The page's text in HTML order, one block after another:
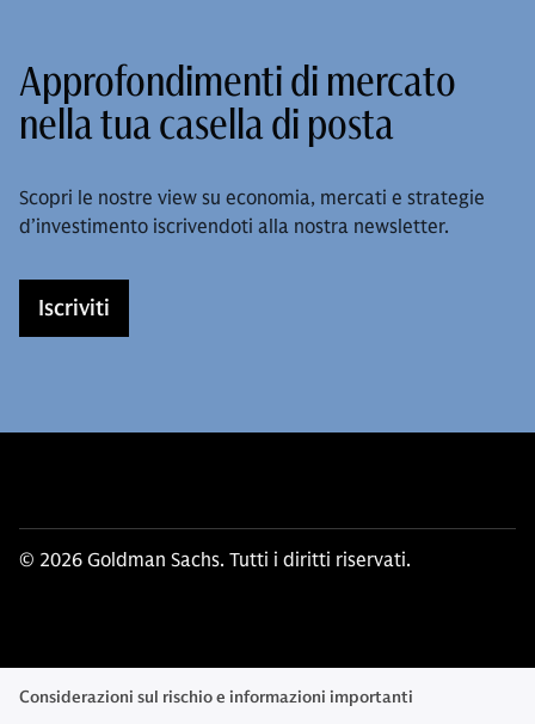
Approfondimenti di mercato
nella tua casella di posta
Scopri le nostre view su economia, mercati e strategie
d’investimento iscrivendoti alla nostra newsletter.
Iscriviti
© 2026 Goldman Sachs. Tutti i diritti riservati.
Considerazioni sul rischio e informazioni importanti